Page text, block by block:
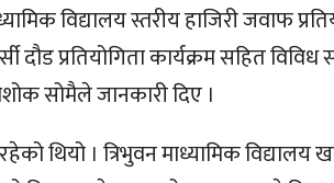
विद्यालय स्तरीय हाजिरी जवाफ
प्रतियोगिता कार्यक्रम सहित
सोमैले जानकारी दिए ।
थियो । त्रिभुवन माध्यामिक विद्यालय